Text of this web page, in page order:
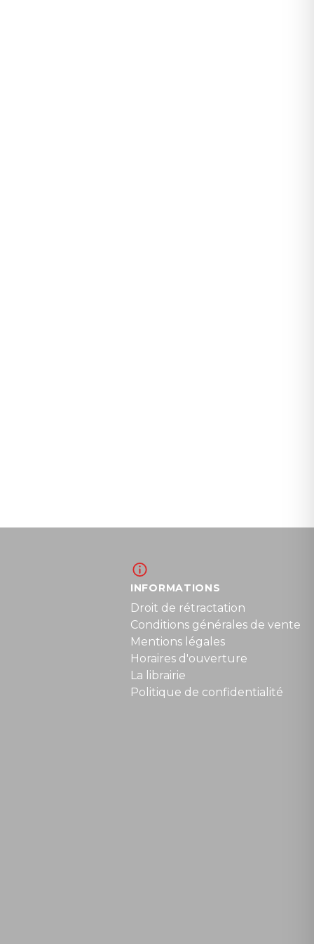
INFORMATIONS
Droit de rétractation
Conditions générales de vente
Mentions légales
Horaires d'ouverture
La librairie
Politique de confidentialité